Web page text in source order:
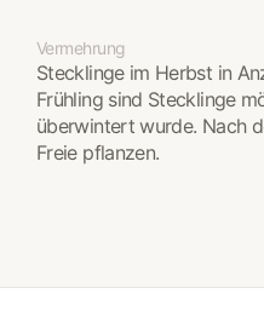
Vermehrung
Stecklinge im Herbst in
Frühling sind Stecklinge
überwintert wurde. Nach
Freie pflanzen.